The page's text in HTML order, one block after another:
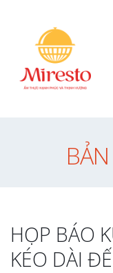
HỌP BÁO
KÉO DÀI